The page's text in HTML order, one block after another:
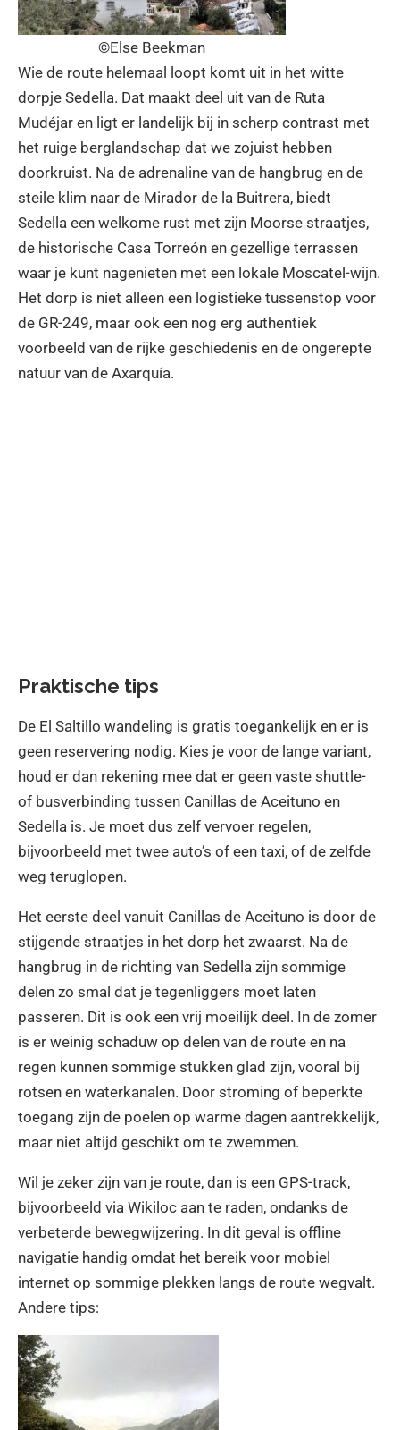
©Else Beekman
Wie de route helemaal loopt komt uit in het witte
dorpje Sedella. Dat maakt deel uit van de Ruta
Mudéjar en ligt er landelijk bij in scherp contrast met
het ruige berglandschap dat we zojuist hebben
doorkruist. Na de adrenaline van de hangbrug en de
steile klim naar de Mirador de la Buitrera, biedt
Sedella een welkome rust met zijn Moorse straatjes,
de historische Casa Torreón en gezellige terrassen
waar je kunt nagenieten met een lokale Moscatel-wijn.
Het dorp is niet alleen een logistieke tussenstop voor
de GR-249, maar ook een nog erg authentiek
voorbeeld van de rijke geschiedenis en de ongerepte
natuur van de Axarquía.
Praktische tips
De El Saltillo wandeling is gratis toegankelijk en er is
geen reservering nodig. Kies je voor de lange variant,
houd er dan rekening mee dat er geen vaste shuttle-
of busverbinding tussen Canillas de Aceituno en
Sedella is. Je moet dus zelf vervoer regelen,
bijvoorbeeld met twee auto’s of een taxi, of de zelfde
weg teruglopen.
Het eerste deel vanuit Canillas de Aceituno is door de
stijgende straatjes in het dorp het zwaarst. Na de
hangbrug in de richting van Sedella zijn sommige
delen zo smal dat je tegenliggers moet laten
passeren. Dit is ook een vrij moeilijk deel. In de zomer
is er weinig schaduw op delen van de route en na
regen kunnen sommige stukken glad zijn, vooral bij
rotsen en waterkanalen. Door stroming of beperkte
toegang zijn de poelen op warme dagen aantrekkelijk,
maar niet altijd geschikt om te zwemmen.
Wil je zeker zijn van je route, dan is een GPS-track,
bijvoorbeeld via Wikiloc aan te raden, ondanks de
verbeterde bewegwijzering. In dit geval is offline
navigatie handig omdat het bereik voor mobiel
internet op sommige plekken langs de route wegvalt.
Andere tips: